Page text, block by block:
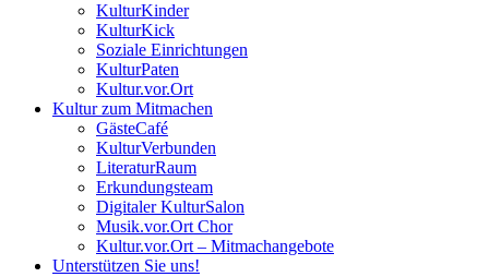
KulturKinder
KulturKick
Soziale Einrichtungen
KulturPaten
Kultur.vor.Ort
Kultur zum Mitmachen
GästeCafé
KulturVerbunden
LiteraturRaum
Erkundungsteam
Digitaler KulturSalon
Musik.vor.Ort Chor
Kultur.vor.Ort – Mitmachangebote
Unterstützen Sie uns!